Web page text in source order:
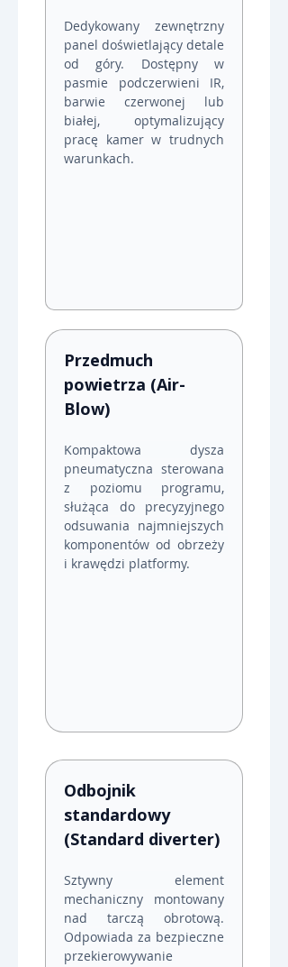
Dedykowany zewnętrzny
panel doświetlający detale
od góry. Dostępny w
pasmie podczerwieni IR,
barwie czerwonej lub
białej, optymalizujący
pracę kamer w trudnych
warunkach.
Przedmuch
powietrza (Air-
Blow)
Kompaktowa dysza
pneumatyczna sterowana
z poziomu programu,
służąca do precyzyjnego
odsuwania najmniejszych
komponentów od obrzeży
i krawędzi platformy.
Odbojnik
standardowy
(Standard diverter)
Sztywny element
mechaniczny montowany
nad tarczą obrotową.
Odpowiada za bezpieczne
przekierowywanie